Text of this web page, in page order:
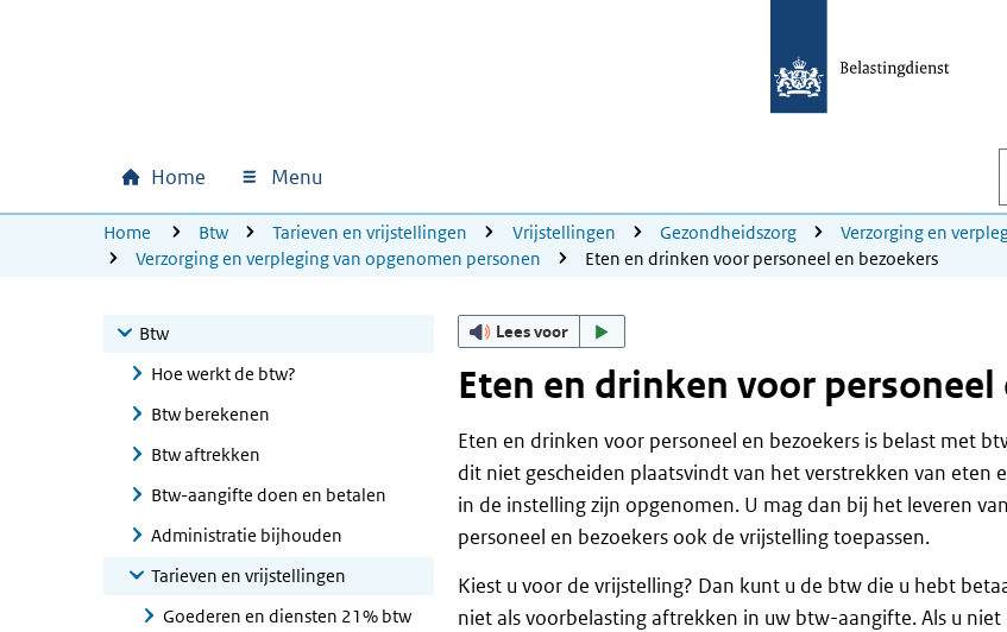
Hoofdnavigatie
Home Menu
U bevindt zich hier:
Home Btw Tarieven en vrijstellingen Vrijstellingen Gezondheidszorg
Verzorging en
Verzorging en verpleging van opgenomen personen
Eten en drinken voor personeel en bezoekers
Btw
Hoe werkt de btw?
Btw berekenen
Btw aftrekken
Btw-aangifte doen en betalen
Administratie bijhouden
Tarieven en vrijstellingen
Goederen en diensten 21% btw
Lees voor
Eten en drinken voor personeel
Eten en drinken voor personeel en bezoekers is belast met
dit niet gescheiden plaatsvindt van het verstrekken van eten
in de instelling zijn opgenomen. U mag dan bij het leveren
personeel en bezoekers ook de vrijstelling toepassen.
Kiest u voor de vrijstelling? Dan kunt u de btw die u hebt
niet als voorbelasting aftrekken in uw btw-aangifte. Als u